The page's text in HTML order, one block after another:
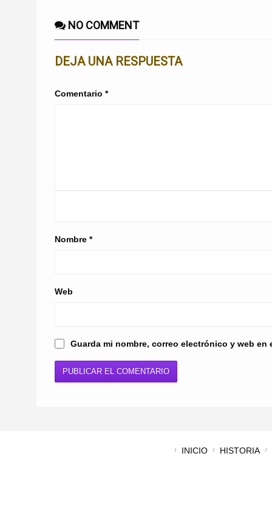
NO COMMENT
DEJA UNA RESPUESTA
Comentario *
Nombre *
Web
Guarda mi nombre, correo electrónico y web
INICIO HISTORIA